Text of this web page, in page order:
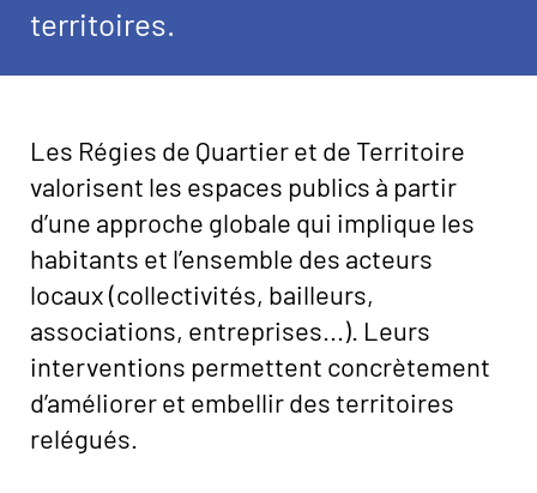
territoires.
Les Régies de Quartier et de Territoire
valorisent les espaces publics à partir
d’une approche globale qui implique les
habitants et l’ensemble des acteurs
locaux (collectivités, bailleurs,
associations, entreprises...). Leurs
interventions permettent concrètement
d’améliorer et embellir des territoires
relégués.